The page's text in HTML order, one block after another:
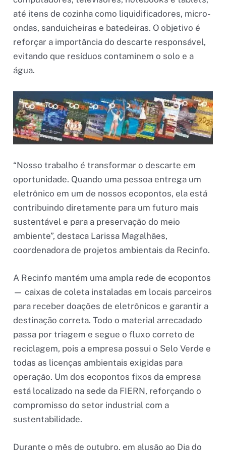
até itens de cozinha como liquidificadores, micro-
ondas, sanduicheiras e batedeiras. O objetivo é
reforçar a importância do descarte responsável,
evitando que resíduos contaminem o solo e a
água.
“Nosso trabalho é transformar o descarte em
oportunidade. Quando uma pessoa entrega um
eletrônico em um de nossos ecopontos, ela está
contribuindo diretamente para um futuro mais
sustentável e para a preservação do meio
ambiente”, destaca Larissa Magalhães,
coordenadora de projetos ambientais da Recinfo.
A Recinfo mantém uma ampla rede de ecopontos
— caixas de coleta instaladas em locais parceiros
para receber doações de eletrônicos e garantir a
destinação correta. Todo o material arrecadado
passa por triagem e segue o fluxo correto de
reciclagem, pois a empresa possui o Selo Verde e
todas as licenças ambientais exigidas para
operação. Um dos ecopontos fixos da empresa
está localizado na sede da FIERN, reforçando o
compromisso do setor industrial com a
sustentabilidade.
Durante o mês de outubro, em alusão ao Dia do